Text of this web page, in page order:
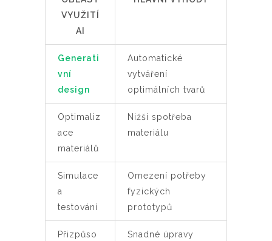
VYUŽITÍ
AI
Generati
vní
design
Automatické
vytváření
optimálních tvarů
Optimaliz
ace
materiálů
Nižší spotřeba
materiálu
Simulace
a
testování
Omezení potřeby
fyzických
prototypů
Přizpůso
Snadné úpravy